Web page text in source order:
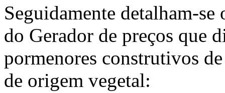
Seguidamente detalham-se
do Gerador de preços que
pormenores construtivos
de origem vegetal: